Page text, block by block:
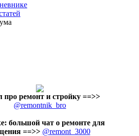
про ремонт и стройку ==>>
@remontnik_bro
большой чат о ремонте для
==>> @remont_3000